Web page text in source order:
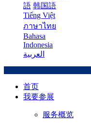
語 韩国語
Tiếng Việt
ภาษาไทย
Bahasa
Indonesia
العربية
首页
我要参展
服务概览